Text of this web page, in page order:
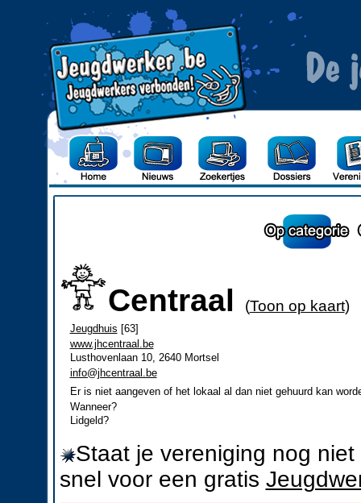
Centraal (Toon op kaart)
Jeugdhuis [63]
www.jhcentraal.be
Lusthovenlaan 10, 2640 Mortsel
info@jhcentraal.be
Er is niet aangeven of het lokaal al dan niet gehuurd kan
Wanneer?
Lidgeld?
Staat je vereniging nog
snel voor een gratis